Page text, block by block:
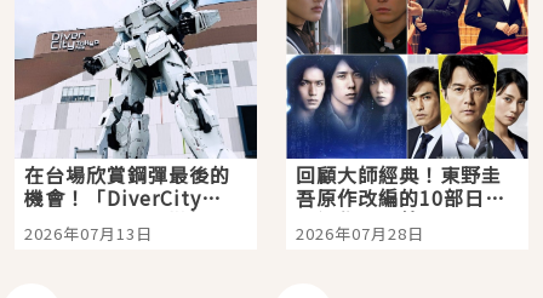
在台場欣賞鋼彈最後的
機會！「DiverCity
Tokyo Plaza」搭船、
購物、美食及夜景，一
2026年07月13日
回顧大師經典！東野圭
吾原作改編的10部日本
影視作品推薦
2026年07月28日